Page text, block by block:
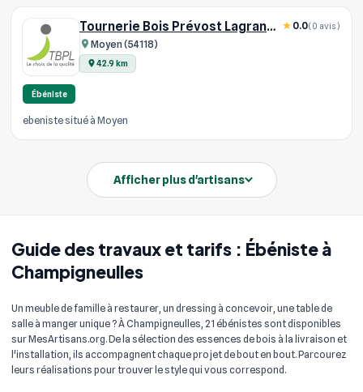
Guide des travaux et tarifs : Ébéniste à
Champigneulles
Un meuble de famille à restaurer, un dressing à concevoir, une table de
salle à manger unique ? À Champigneulles, 21 ébénistes sont disponibles
sur MesArtisans.org. De la sélection des essences de bois à la livraison et
l'installation, ils accompagnent chaque projet de bout en bout. Parcourez
leurs réalisations pour trouver le style qui vous correspond.
Tournerie Bois Prévost Lagrange
Moyen (54118)
42.9 km
0.0(0 avis)
Ébéniste
ebeniste situé à Moyen
Afficher plus d'artisans